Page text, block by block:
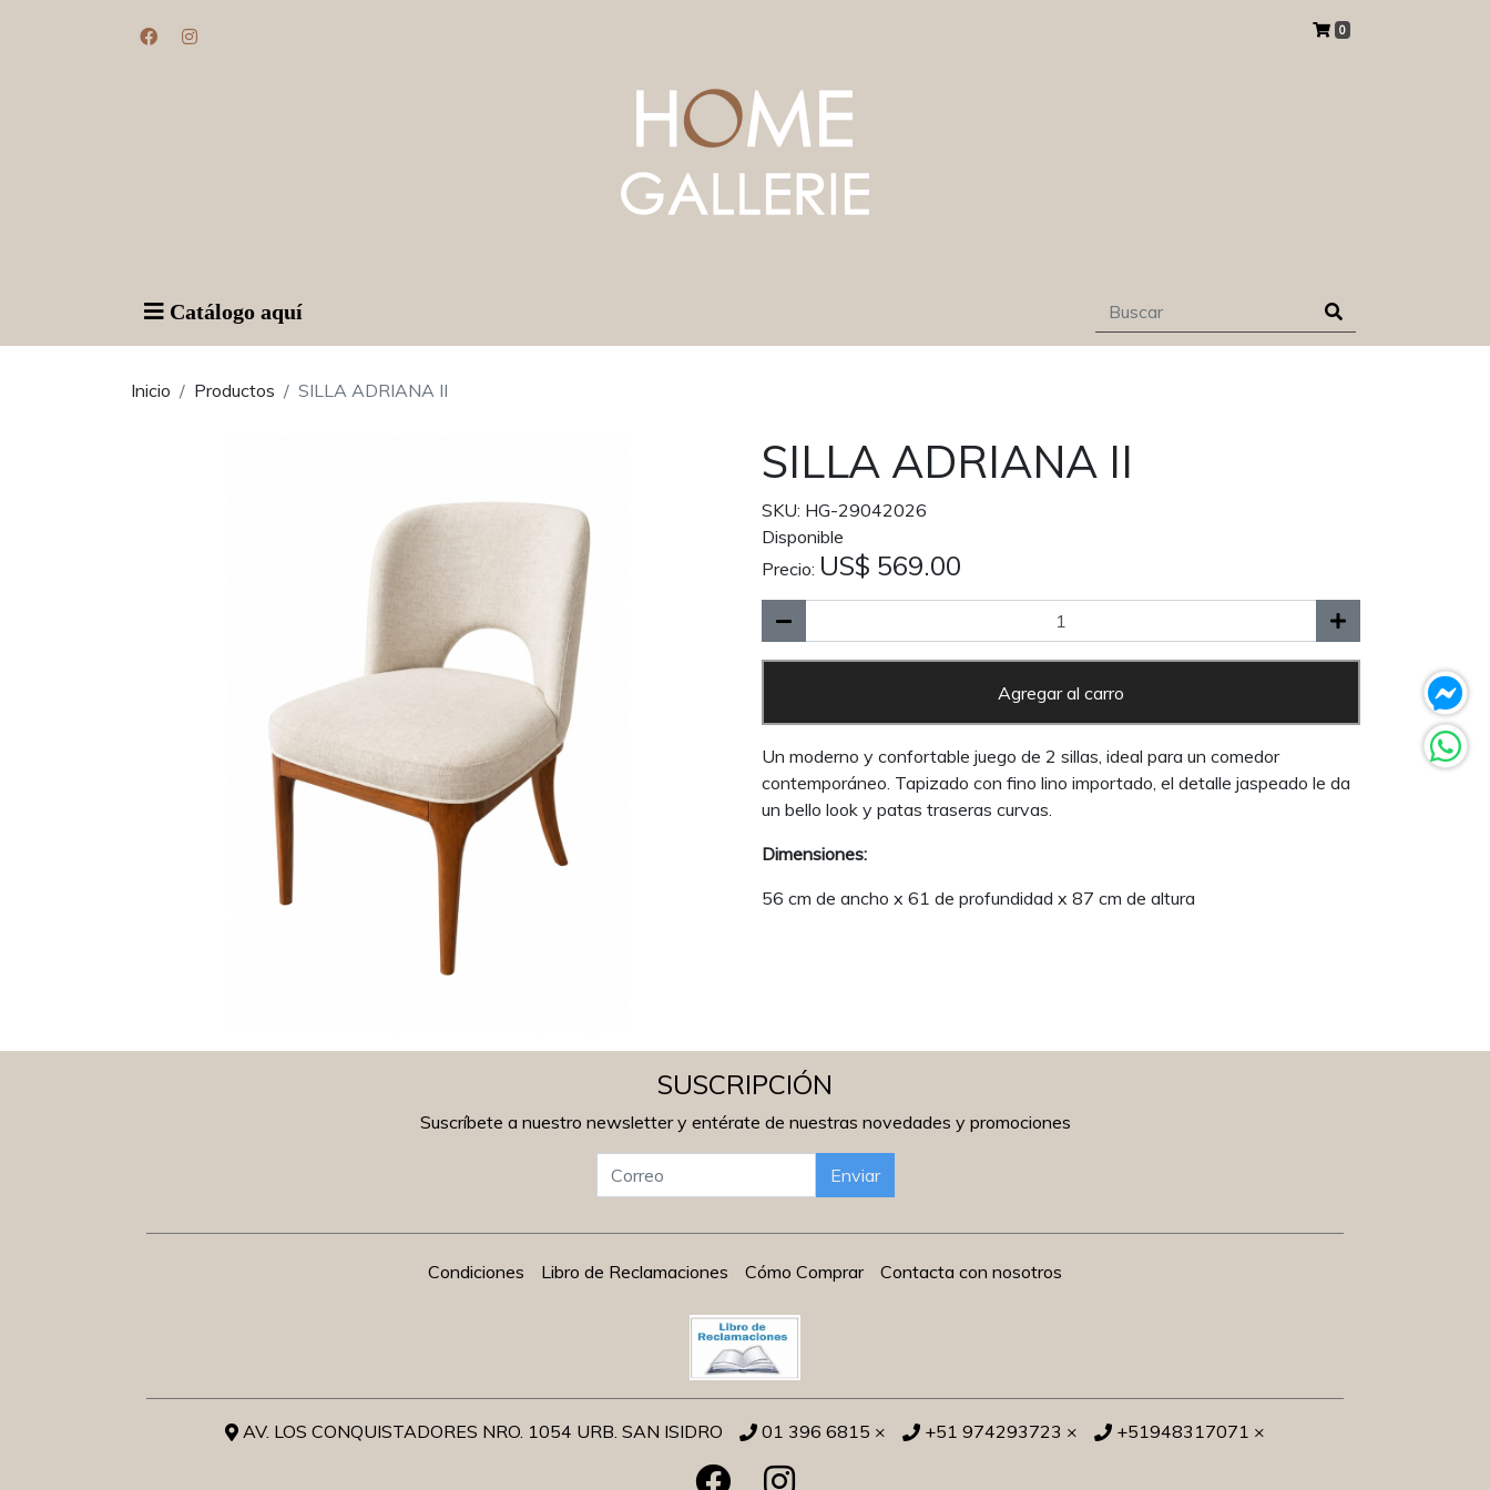
0
Catálogo aquí
Inicio Productos SILLA ADRIANA II
SILLA ADRIANA II
SKU: HG-29042026
Disponible
Precio: US$ 569.00
Agregar al carro
Un moderno y confortable juego de 2 sillas, ideal para un comedor
contemporáneo. Tapizado con fino lino importado, el detalle jaspeado le da
un bello look y patas traseras curvas.
Dimensiones:
56 cm de ancho x 61 de profundidad x 87 cm de altura
SUSCRIPCIÓN
Suscríbete a nuestro newsletter y entérate de nuestras novedades y promociones
Enviar
Condiciones Libro de Reclamaciones Cómo Comprar Contacta con nosotros
AV. LOS CONQUISTADORES NRO. 1054 URB. SAN ISIDRO 01 396 6815 × +51 974293723 × +51948317071 ×